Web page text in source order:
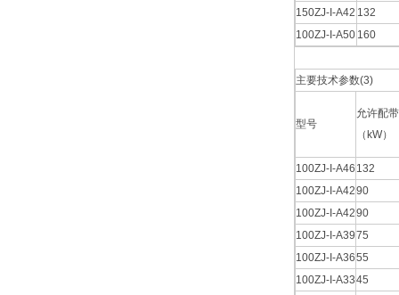
150ZJ-I-A42 132
100ZJ-I-A50 160
主要技术参数(3)
型号
允许配
（kW）
100ZJ-I-A46 132
100ZJ-I-A4290
100ZJ-I-A4290
100ZJ-I-A3975
100ZJ-I-A3655
100ZJ-I-A3345